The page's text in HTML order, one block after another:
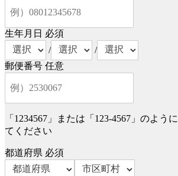
生年月日 必須
/
/
郵便番号 任意
「1234567」または「123-4567」のよう
てください
都道府県 必須